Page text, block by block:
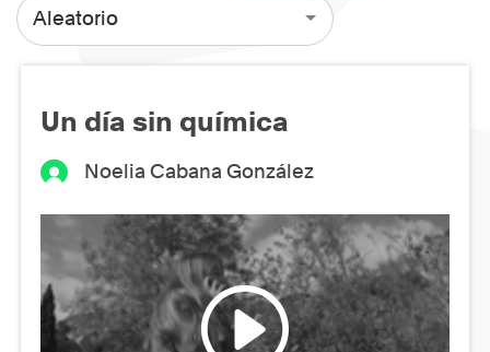
Aleatorio
Un día sin química
Noelia Cabana González